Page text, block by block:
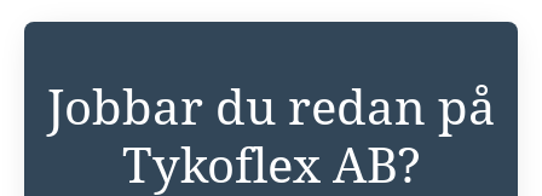
Jobbar du redan på
Tykoflex AB?